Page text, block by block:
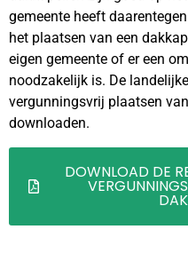
gemeente heeft
het plaatsen van een
eigen gemeente of er een
noodzakelijk is. De
vergunningsvrij plaatsen
downloaden.
DOWNLOAD DE